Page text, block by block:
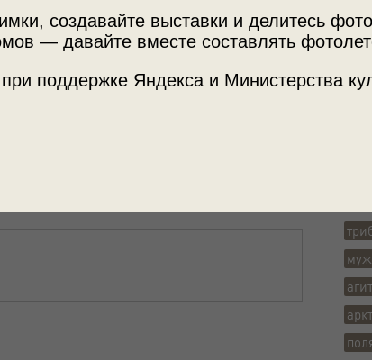
создавайте выставки и делитесь
— давайте вместе составлять
поддержке Яндекса и Министерства
г.
Ленинградском вокзале.
21 мая 1937 года. Официальное
полюс-1» состоялось 6 июня 1937
на юг станция была вынесена в
2000 км. Ледокольные пароходы
19 февраля 1938 года.